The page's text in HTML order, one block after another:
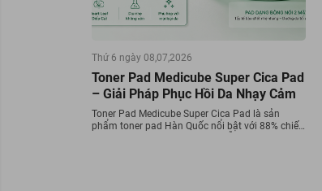
Thứ 6 ngày 08,07,2026
Toner Pad Medicube Super Cica Pad
– Giải Pháp Phục Hồi Da Nhạy Cảm
Toner Pad Medicube Super Cica Pad là sản
phẩm toner pad Hàn Quốc nổi bật với 88% chiết